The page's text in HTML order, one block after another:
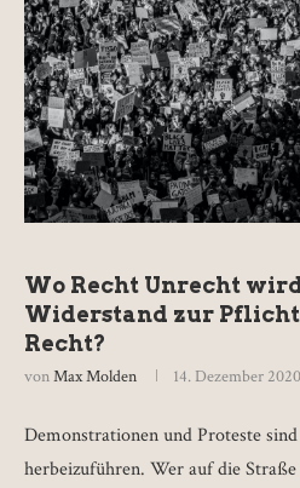
Wo Recht Unrecht
Widerstand zur Pflicht
Recht?
vonMax Molden 14. Dezember 2020
Demonstrationen und Proteste
herbeizuführen. Wer auf die